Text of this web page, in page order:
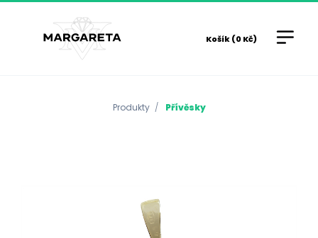
Košík (0 Kč)
Produkty Přívěsky